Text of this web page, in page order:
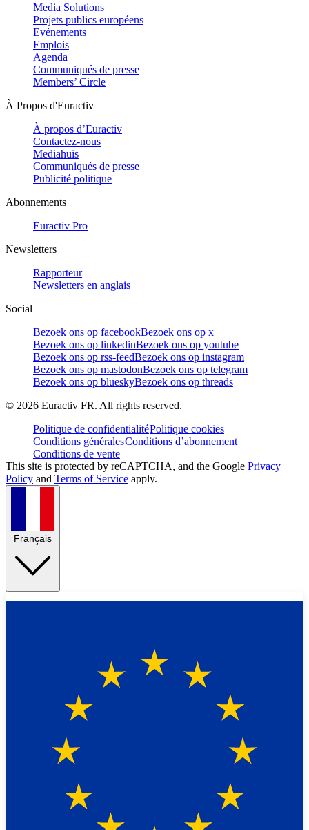
Media Solutions
Projets publics européens
Evénements
Emplois
Agenda
Communiqués de presse
Members’ Circle
À Propos d'Euractiv
À propos d’Euractiv
Contactez-nous
Mediahuis
Communiqués de presse
Publicité politique
Abonnements
Euractiv Pro
Newsletters
Rapporteur
Newsletters en anglais
Social
Bezoek ons op facebookBezoek ons op x
Bezoek ons op linkedinBezoek ons op youtube
Bezoek ons op rss-feedBezoek ons op instagram
Bezoek ons op mastodonBezoek ons op telegram
Bezoek ons op blueskyBezoek ons op threads
© 2026 Euractiv FR. All rights reserved.
Politique de confidentialitéPolitique cookies
Conditions généralesConditions d’abonnement
Conditions de vente
This site is protected by reCAPTCHA, and the Google Privacy
Policy and Terms of Service apply.
Français